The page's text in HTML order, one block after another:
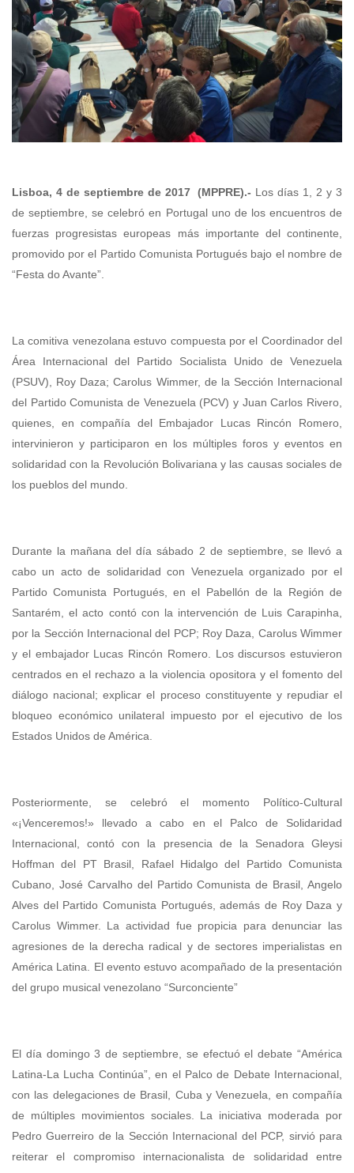
Lisboa, 4 de septiembre de 2017 (MPPRE).- Los días 1, 2 y 3
de septiembre, se celebró en Portugal uno de los encuentros de
fuerzas progresistas europeas más importante del continente,
promovido por el Partido Comunista Portugués bajo el nombre de
“Festa do Avante”.
La comitiva venezolana estuvo compuesta por el Coordinador del
Área Internacional del Partido Socialista Unido de Venezuela
(PSUV), Roy Daza; Carolus Wimmer, de la Sección Internacional
del Partido Comunista de Venezuela (PCV) y Juan Carlos Rivero,
quienes, en compañía del Embajador Lucas Rincón Romero,
intervinieron y participaron en los múltiples foros y eventos en
solidaridad con la Revolución Bolivariana y las causas sociales de
los pueblos del mundo.
Durante la mañana del día sábado 2 de septiembre, se llevó a
cabo un acto de solidaridad con Venezuela organizado por el
Partido Comunista Portugués, en el Pabellón de la Región de
Santarém, el acto contó con la intervención de Luis Carapinha,
por la Sección Internacional del PCP; Roy Daza, Carolus Wimmer
y el embajador Lucas Rincón Romero. Los discursos estuvieron
centrados en el rechazo a la violencia opositora y el fomento del
diálogo nacional; explicar el proceso constituyente y repudiar el
bloqueo económico unilateral impuesto por el ejecutivo de los
Estados Unidos de América.
Posteriormente, se celebró el momento Político-Cultural
«¡Venceremos!» llevado a cabo en el Palco de Solidaridad
Internacional, contó con la presencia de la Senadora Gleysi
Hoffman del PT Brasil, Rafael Hidalgo del Partido Comunista
Cubano, José Carvalho del Partido Comunista de Brasil, Angelo
Alves del Partido Comunista Portugués, además de Roy Daza y
Carolus Wimmer. La actividad fue propicia para denunciar las
agresiones de la derecha radical y de sectores imperialistas en
América Latina. El evento estuvo acompañado de la presentación
del grupo musical venezolano “Surconciente”
El día domingo 3 de septiembre, se efectuó el debate “América
Latina-La Lucha Continúa”, en el Palco de Debate Internacional,
con las delegaciones de Brasil, Cuba y Venezuela, en compañía
de múltiples movimientos sociales. La iniciativa moderada por
Pedro Guerreiro de la Sección Internacional del PCP, sirvió para
reiterar el compromiso internacionalista de solidaridad entre